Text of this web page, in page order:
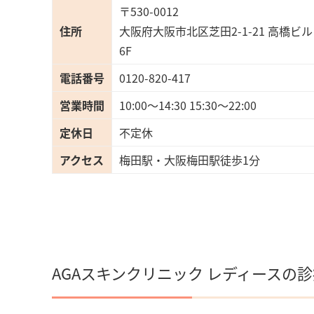
住所
〒530-0012
大阪府大阪市北区芝田2-1-21 高橋ビル
6F
電話番号
0120-820-417
営業時間
10:00〜14:30 15:30〜22:00
定休日
不定休
アクセス
梅田駅・大阪梅田駅徒歩1分
AGAスキンクリニック レディースの